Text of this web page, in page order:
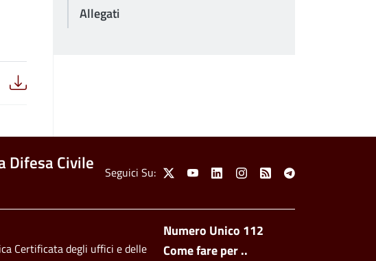
Allegati
Difesa Civile Social Menu
Seguici Su: X YoutubeLinkedinInstagram
Feed Telegram
Footer side
Numero Unico 112
Come fare per ..
Certificata degli uffici e delle